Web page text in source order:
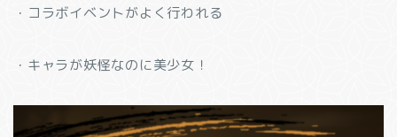
・コラボイベントがよく行われる
・キャラが妖怪なのに美少女！